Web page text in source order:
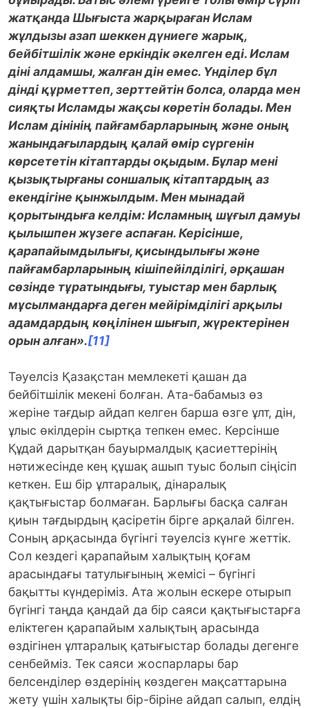
жатқанда Шығыста жарқыраған Ислам
жұлдызы азап шеккен дүниеге жарық,
бейбітшілік және еркіндік әкелген еді. Ислам
діні алдамшы, жалған дін емес. Үнділер бұл
дінді құрметтеп, зерттейтін болса, оларда мен
сияқты Исламды жақсы көретін болады. Мен
Ислам дінінің пайғамбарларының және оның
жанындағылардың қалай өмір сүргенін
көрсететін кітаптарды оқыдым. Бұлар мені
қызықтырғаны соншалық кітаптардың аз
екендігіне қынжылдым. Мен мынадай
қорытындыға келдім: Исламның шұғыл дамуы
қылышпен жүзеге аспаған. Керісінше,
қарапайымдылығы, қисындылығы және
пайғамбарларының кішіпейілділігі, әрқашан
сөзінде тұратындығы, туыстар мен барлық
мұсылмандарға деген мейірімділігі арқылы
адамдардың көңілінен шығып, жүректерінен
орын алған».[11]
Тәуелсіз Қазақстан мемлекеті қашан да
бейбітшілік мекені болған. Ата-бабамыз өз
жеріне тағдыр айдап келген барша өзге ұлт, дін,
ұлыс өкілдерін сыртқа тепкен емес. Керсінше
Құдай дарытқан бауырмалдық қасиеттерінің
нәтижесінде кең құшақ ашып туыс болып сіңісіп
кеткен. Еш бір ұлтаралық, дінаралық
қақтығыстар болмаған. Барлығы басқа салған
қиын тағдырдың қасіретін бірге арқалай білген.
Соның арқасында бүгінгі тәуелсіз күнге жеттік.
Сол кездегі қарапайым халықтың қоғам
арасындағы татулығының жемісі – бүгінгі
бақытты күндеріміз. Ата жолын ескере отырып
бүгінгі таңда қандай да бір саяси қақтығыстарға
еліктеген қарапайым халықтың арасында
өздігінен ұлтаралық қатығыстар болады дегенге
сенбейміз. Тек саяси жоспарлары бар
белсенділер өздерінің көздеген мақсаттарына
жету үшін халықты бір-біріне айдап салып, елдің